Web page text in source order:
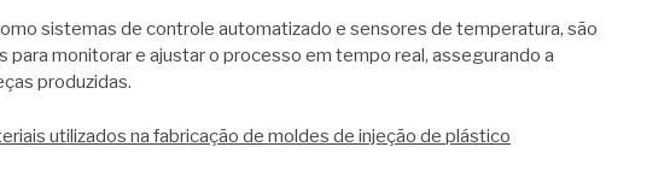
sistemas de controle automatizado e sensores de temperatura, são
monitorar e ajustar o processo em tempo real, assegurando a
produzidas.
utilizados na fabricação de moldes de injeção de plástico